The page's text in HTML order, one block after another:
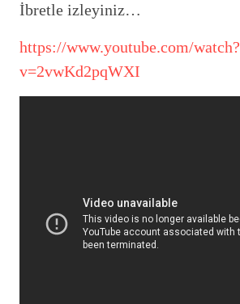
İbretle izleyiniz…
https://www.youtube.com/watch?
v=2vwKd2pqWXI